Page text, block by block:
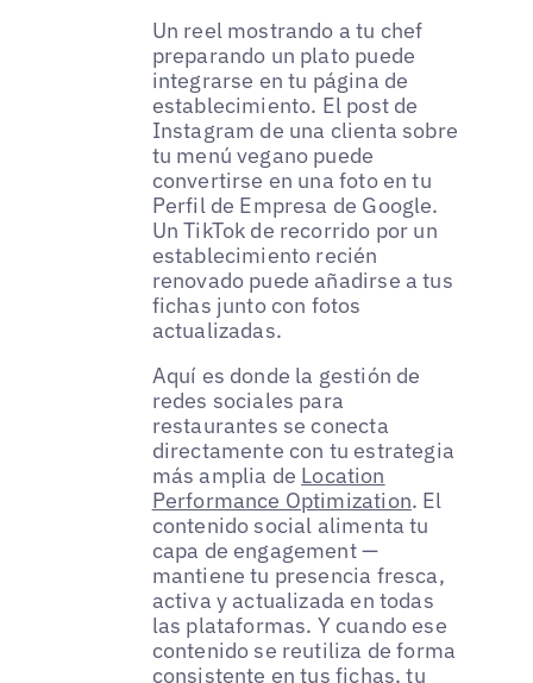
Un reel mostrando a tu chef
preparando un plato puede
integrarse en tu página de
establecimiento. El post de
Instagram de una clienta sobre
tu menú vegano puede
convertirse en una foto en tu
Perfil de Empresa de Google.
Un TikTok de recorrido por un
establecimiento recién
renovado puede añadirse a tus
fichas junto con fotos
actualizadas.
Aquí es donde la gestión de
redes sociales para
restaurantes se conecta
directamente con tu estrategia
más amplia de Location
Performance Optimization. El
contenido social alimenta tu
capa de engagement —
mantiene tu presencia fresca,
activa y actualizada en todas
las plataformas. Y cuando ese
contenido se reutiliza de forma
consistente en tus fichas, tu